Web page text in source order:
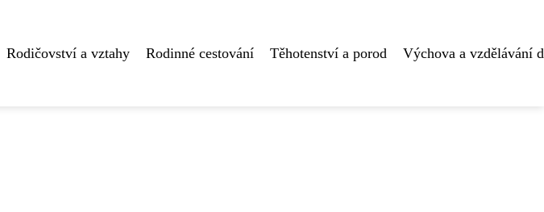
Rodičovství a vztahy Rodinné cestování Těhotenství a porod Výchova a vzdělávání